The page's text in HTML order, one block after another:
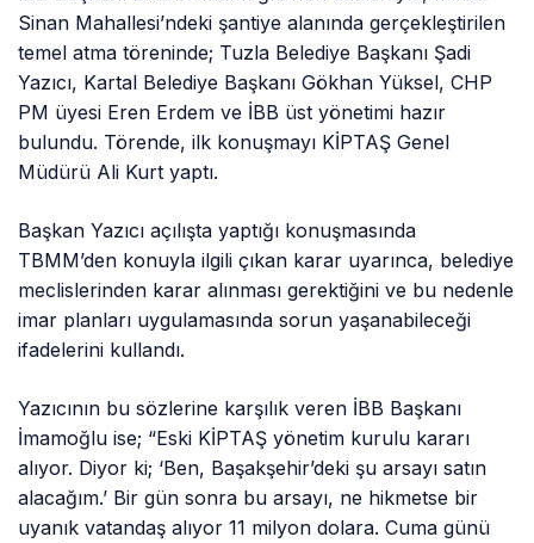
Sinan Mahallesi’ndeki şantiye alanında gerçekleştirilen
temel atma töreninde; Tuzla Belediye Başkanı Şadi
Yazıcı, Kartal Belediye Başkanı Gökhan Yüksel, CHP
PM üyesi Eren Erdem ve İBB üst yönetimi hazır
bulundu. Törende, ilk konuşmayı KİPTAŞ Genel
Müdürü Ali Kurt yaptı.
Başkan Yazıcı açılışta yaptığı konuşmasında
TBMM’den konuyla ilgili çıkan karar uyarınca, belediye
meclislerinden karar alınması gerektiğini ve bu nedenle
imar planları uygulamasında sorun yaşanabileceği
ifadelerini kullandı.
Yazıcının bu sözlerine karşılık veren İBB Başkanı
İmamoğlu ise; “Eski KİPTAŞ yönetim kurulu kararı
alıyor. Diyor ki; ‘Ben, Başakşehir’deki şu arsayı satın
alacağım.’ Bir gün sonra bu arsayı, ne hikmetse bir
uyanık vatandaş alıyor 11 milyon dolara. Cuma günü